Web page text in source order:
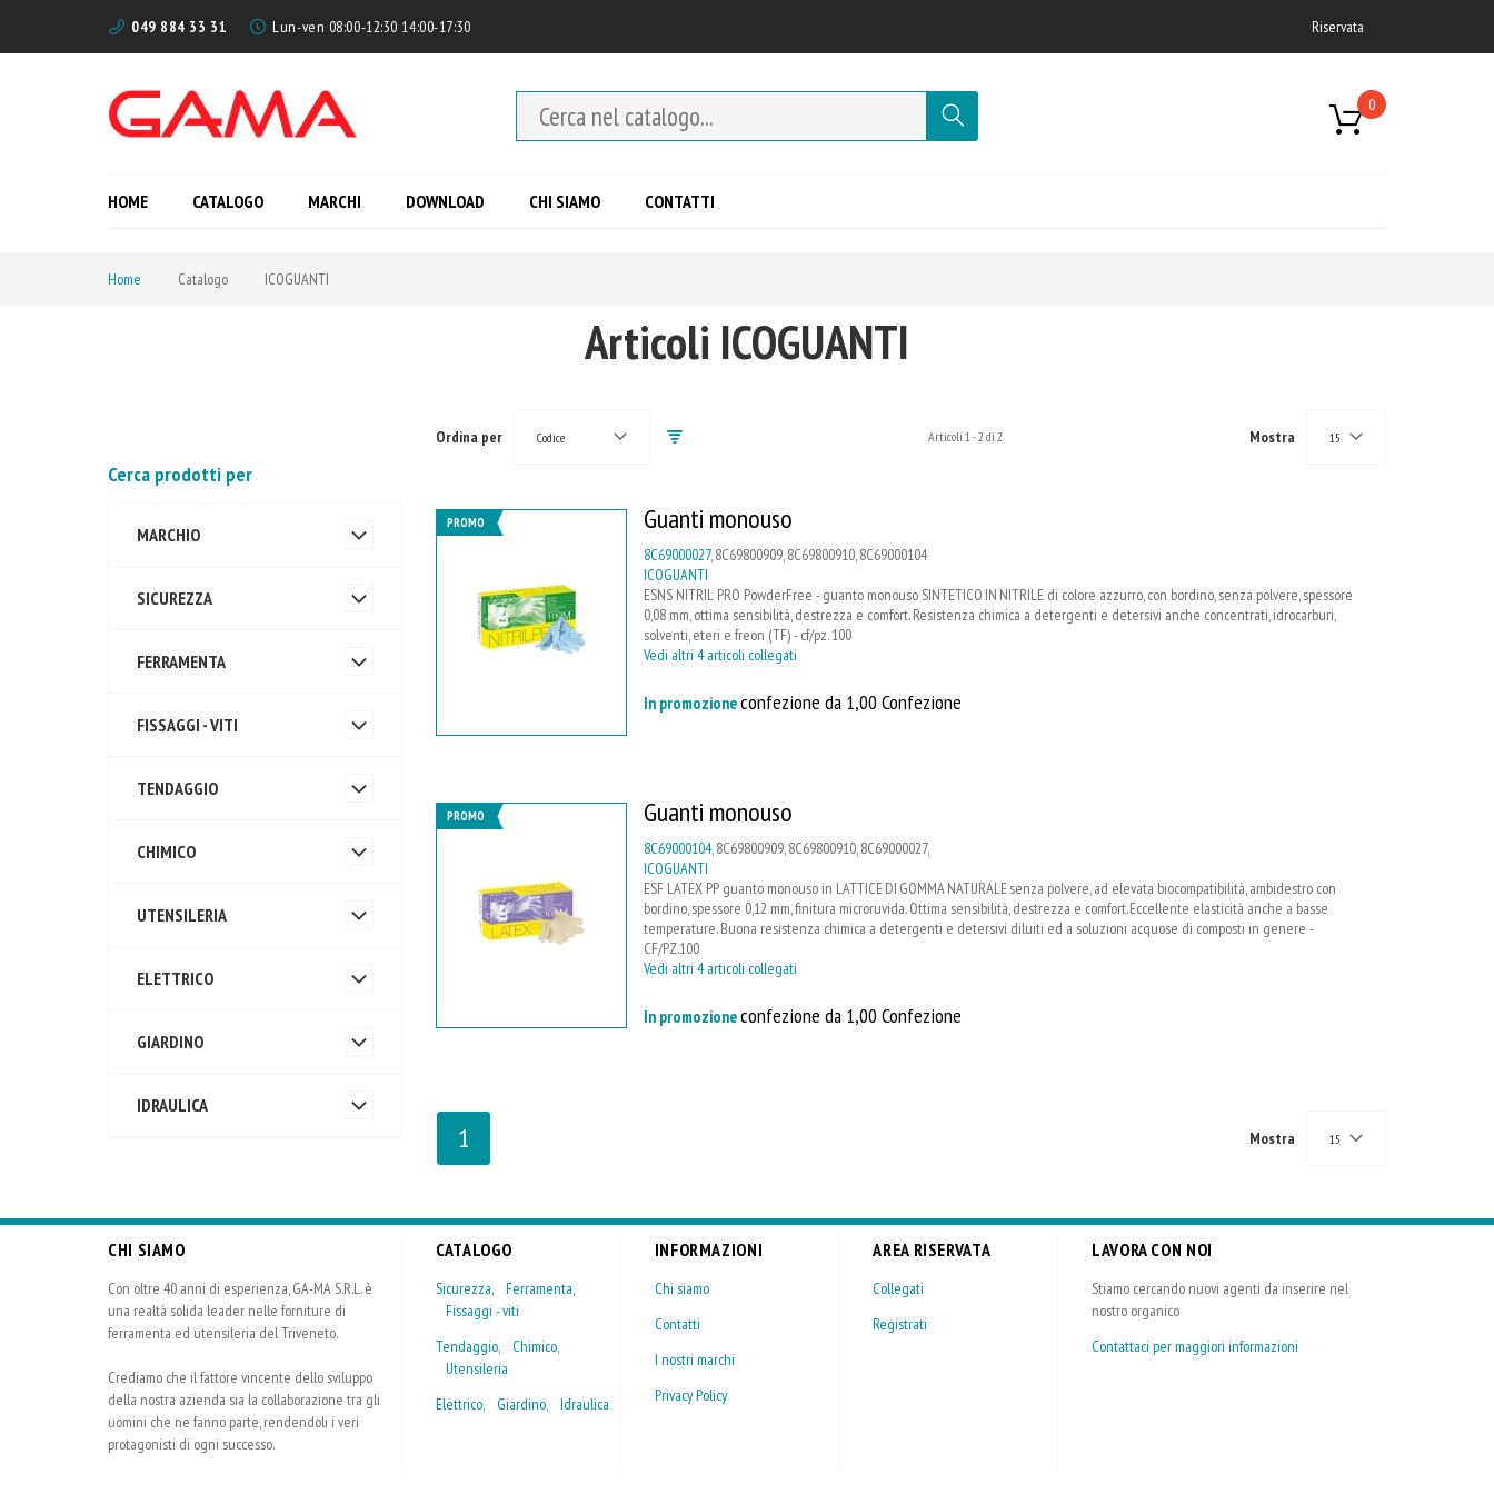
049 884 33 31 Lun-ven 08:00-12:30 14:00-17:30 Riservata
0
HOME CATALOGO MARCHI DOWNLOAD CHI SIAMO CONTATTI
Home Catalogo ICOGUANTI
Articoli ICOGUANTI
Ordina per Codice Articoli 1-2 di 2 Mostra 15
PROMO Guanti monouso
8C69000027, 8C69800909, 8C69800910, 8C69000104
ICOGUANTI
ESNS NITRIL PRO PowderFree - guanto monouso SINTETICO IN NITRILE di colore azzurro, con bordino, senza polvere, spessore
0,08 mm, ottima sensibilità, destrezza e comfort. Resistenza chimica a detergenti e detersivi anche concentrati, idrocarburi,
solventi, eteri e freon (TF) - cf/pz. 100
Vedi altri 4 articoli collegati
In promozioneconfezione da 1,00 Confezione
PROMO Guanti monouso
8C69000104, 8C69800909, 8C69800910, 8C69000027,
ICOGUANTI
ESF LATEX PP guanto monouso in LATTICE DI GOMMA NATURALE senza polvere, ad elevata biocompatibilità, ambidestro con
bordino, spessore 0,12 mm, finitura microruvida. Ottima sensibilità, destrezza e comfort. Eccellente elasticità anche a basse
temperature. Buona resistenza chimica a detergenti e detersivi diluiti ed a soluzioni acquose di composti in genere -
CF/PZ.100
Vedi altri 4 articoli collegati
In promozioneconfezione da 1,00 Confezione
Mostra 15
1
Cerca prodotti per
MARCHIO
SICUREZZA
FERRAMENTA
FISSAGGI - VITI
TENDAGGIO
CHIMICO
UTENSILERIA
ELETTRICO
GIARDINO
IDRAULICA
CHI SIAMO
Con oltre 40 anni di esperienza, GA-MA S.R.L. è
una realtà solida leader nelle forniture di
ferramenta ed utensileria del Triveneto.
Crediamo che il fattore vincente dello sviluppo
della nostra azienda sia la collaborazione tra gli
uomini che ne fanno parte, rendendoli i veri
protagonisti di ogni successo.
CATALOGO
Sicurezza, Ferramenta
Fissaggi - viti
Tendaggio, Chimico
Utensileria
Elettrico, Giardino, Idraulica
INFORMAZIONI
Chi siamo
Contatti
I nostri marchi
Privacy Policy
AREA RISERVATA
Collegati
Registrati
LAVORA CON NOI
Stiamo cercando nuovi agenti da inserire nel
nostro organico
Contattaci per maggiori informazioni